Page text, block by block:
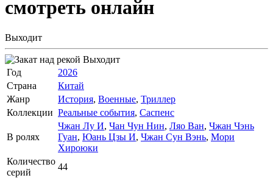
смотреть онлайн
Выходит
Выходит
Год
2026
Страна
Китай
Жанр
История, Военные, Триллер
Коллекции Реальные события, Саспенс
В ролях
Чжан Лу И, Чан Чун Нин, Ляо Ван, Чжан Чэнь
Гуан, Юань Цзы И, Чжан Сун Вэнь, Мори
Хироюки
Количество
серий
44